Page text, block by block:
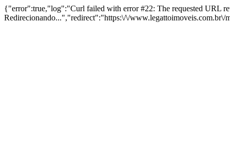
{"error":true,"log":"Curl failed with error #22: The requested URL
Redirecionando...","redirect":"https:\/\/www.legattoimoveis.com.br\/